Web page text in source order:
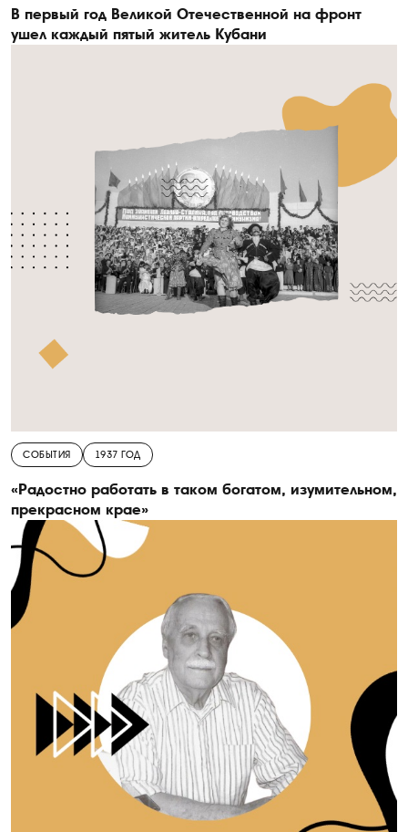
В первый год Великой Отечественной на фронт
ушел каждый пятый житель Кубани
СОБЫТИЯ 1937 ГОД
«Радостно работать в таком богатом, изумительном,
прекрасном крае»